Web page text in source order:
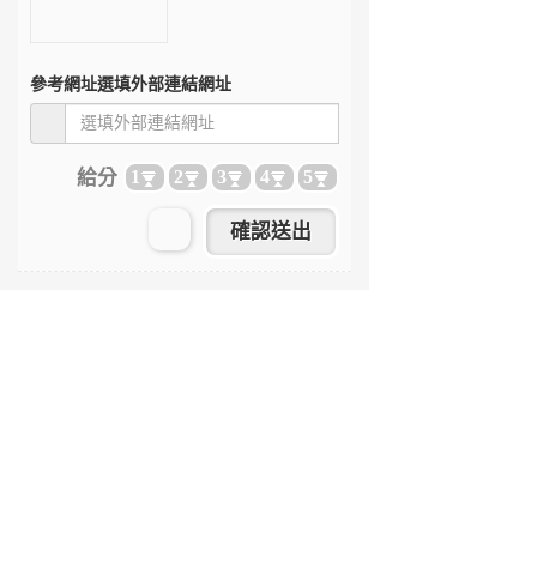
參考網址選填外部連結網址
給分 1 2 3 4 5